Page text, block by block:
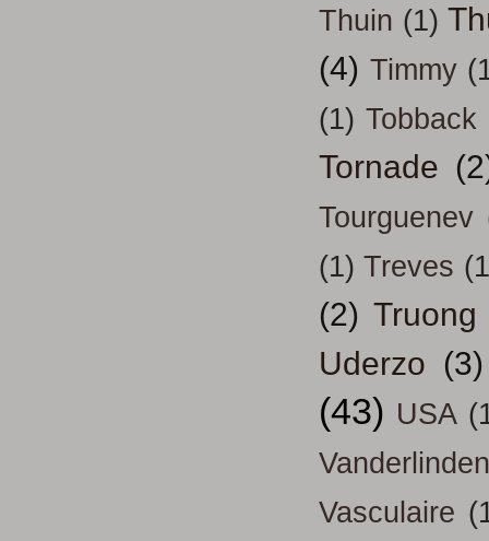
Thuin (1)
(4) Timmy
(1) Tobback
Tornade
Tourguenev
(1) Treves
(2) Truong
Uderzo (3)
(43) USA
Vanderlinden
Vasculaire